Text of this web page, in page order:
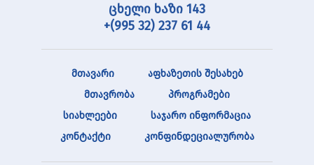
ცხელი ხაზი 143
+(995 32) 237 61 44
მთავარი
აფხაზეთის შესახებ
მთავრობა
პროგრამები
სიახლეები
საჯარო ინფორმაცია
კონტაქტი
კონფინდეციალურობა